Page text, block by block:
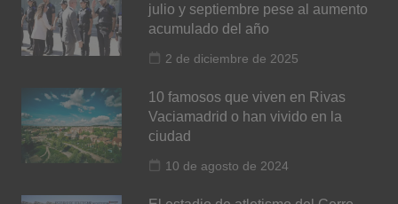
julio y septiembre pese al aumento
acumulado del año
2 de diciembre de 2025
10 famosos que viven en Rivas
Vaciamadrid o han vivido en la
ciudad
10 de agosto de 2024